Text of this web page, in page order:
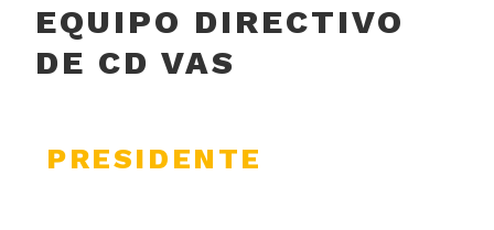
EQUIPO DIRECTIVO
DE CD VAS
PRESIDENTE